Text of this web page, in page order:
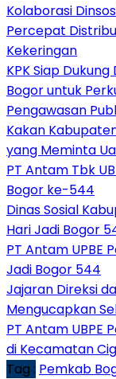
Kolaborasi
Percepat
Kekeringan
KPK Siap
Bogor untuk
Pengawasan
Kakan
yang Meminta
PT Antam Tbk
Bogor ke-544
Dinas Sosial
Hari Jadi Bogor
PT Antam UPBE
Jadi Bogor 544
Jajaran Direksi
Mengucapkan
PT Antam UBPE
di Kecamatan
Tag : Pemkab